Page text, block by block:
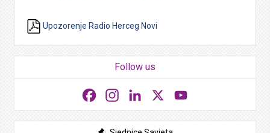
Upozorenje Radio Herceg Novi
Follow us
FacebookInstagramLinkedIn